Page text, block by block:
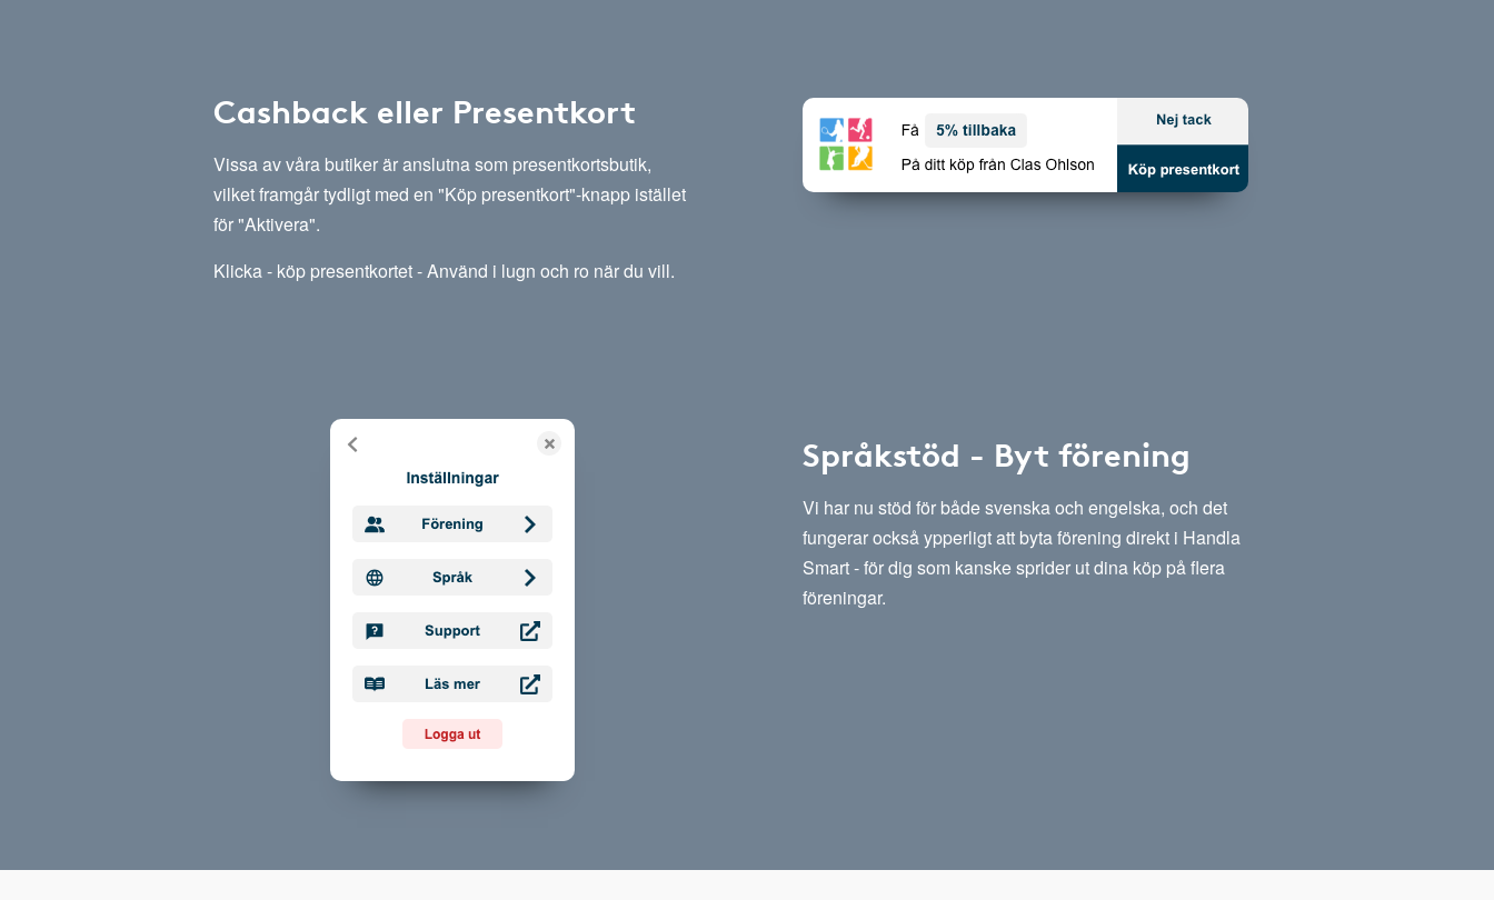
Cashback eller Presentkort
Vissa av våra butiker är anslutna som presentkortsbutik,
vilket framgår tydligt med en "Köp presentkort"-knapp istället
för "Aktivera".
Klicka - köp presentkortet - Använd i lugn och ro när du vill.
Språkstöd - Byt förening
Vi har nu stöd för både svenska och engelska, och det
fungerar också ypperligt att byta förening direkt i Handla
Smart - för dig som kanske sprider ut dina köp på flera
föreningar.